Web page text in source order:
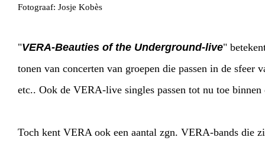
Fotograaf: Josje Kobès
"VERA-Beauties of the Underground-live"
tonen van concerten van groepen die passen in de sfeer
etc.. Ook de VERA-live singles passen tot nu toe
Toch kent VERA ook een aantal zgn. VERA-bands die